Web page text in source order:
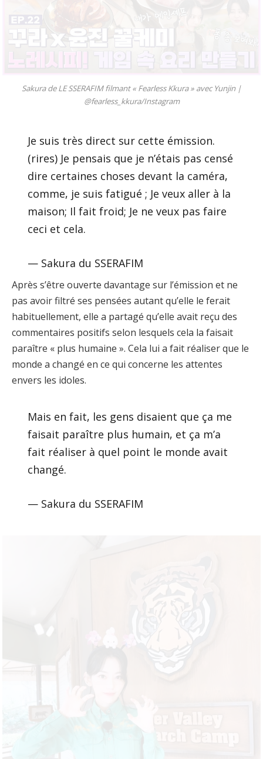
Sakura de LE SSERAFIM filmant « Fearless Kkura » avec Yunjin |
@fearless_kkura/Instagram
Je suis très direct sur cette émission.
(rires) Je pensais que je n’étais pas censé
dire certaines choses devant la caméra,
comme, je suis fatigué ; Je veux aller à la
maison; Il fait froid; Je ne veux pas faire
ceci et cela.
— Sakura du SSERAFIM
Après s’être ouverte davantage sur l’émission et ne
pas avoir filtré ses pensées autant qu’elle le ferait
habituellement, elle a partagé qu’elle avait reçu des
commentaires positifs selon lesquels cela la faisait
paraître « plus humaine ». Cela lui a fait réaliser que le
monde a changé en ce qui concerne les attentes
envers les idoles.
Mais en fait, les gens disaient que ça me
faisait paraître plus humain, et ça m’a
fait réaliser à quel point le monde avait
changé.
— Sakura du SSERAFIM